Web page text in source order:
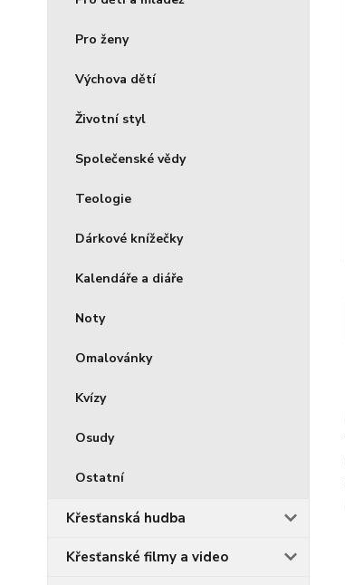
Pro ženy
Výchova dětí
Životní styl
Společenské vědy
Teologie
Dárkové knížečky
Kalendáře a diáře
Noty
Omalovánky
Kvízy
Osudy
Ostatní
Křesťanská hudba
Křesťanské filmy a video